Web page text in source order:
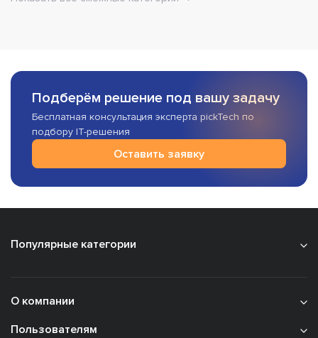
Подберём решение под вашу задачу
Бесплатная консультация эксперта pickTech по
подбору IT-решения
Оставить заявку
Популярные категории
О компании
Пользователям